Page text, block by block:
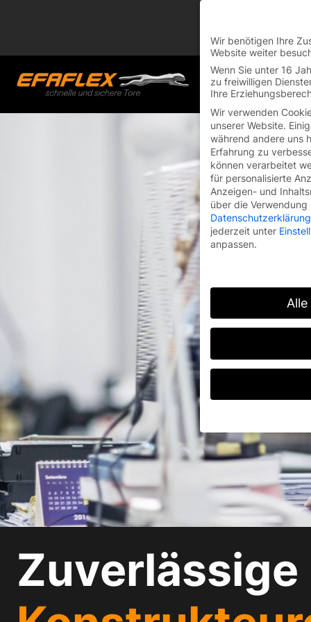
You are currently
Wir benötigen Ihre
Website weiter
Wenn Sie unter 16
zu freiwilligen
Ihre
Wir verwenden
unserer Website.
während andere uns
Erfahrung zu
können verarbeitet
für personalisierte
Anzeigen- und
über die
Datenschutzerklärung
jederzeit unter
anpassen.
Wenn Sie unter 16
Wir verwenden
andere uns helfen,
verarbeitet werden
Inhaltsmessung.
Hier finden Sie eine
geben oder sich
Alle akzeptieren